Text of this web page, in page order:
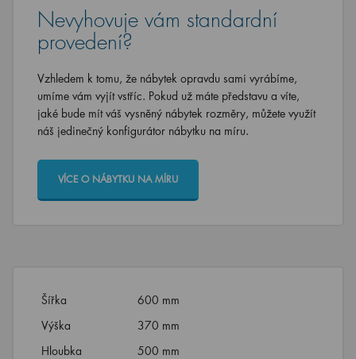
Nevyhovuje vám standardní
provedení?
Vzhledem k tomu, že nábytek opravdu sami vyrábíme,
umíme vám vyjít vstříc. Pokud už máte představu a víte,
jaké bude mít váš vysněný nábytek rozměry, můžete využít
náš jedinečný konfigurátor nábytku na míru.
VÍCE O NÁBYTKU NA MÍRU
Šířka
600 mm
Výška
370 mm
Hloubka
500 mm